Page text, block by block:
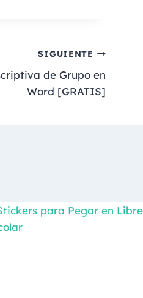
SIGUIENTE
de Grupo en
Word [GRATIS]